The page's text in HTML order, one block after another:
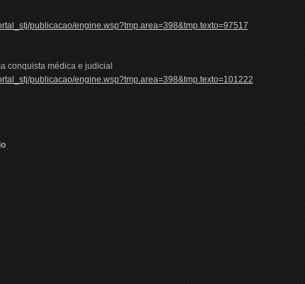
publicacao/engine.wsp?tmp.area=398&tmp.texto=97517
conquista médica e judicial
publicacao/engine.wsp?tmp.area=398&tmp.texto=101222